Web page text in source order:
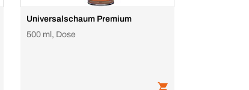
Universalschaum Premium
500 ml, Dose